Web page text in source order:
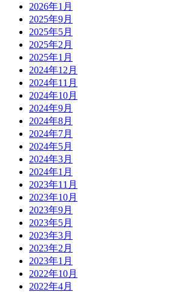
2026年1月
2025年9月
2025年5月
2025年2月
2025年1月
2024年12月
2024年11月
2024年10月
2024年9月
2024年8月
2024年7月
2024年5月
2024年3月
2024年1月
2023年11月
2023年10月
2023年9月
2023年5月
2023年3月
2023年2月
2023年1月
2022年10月
2022年4月